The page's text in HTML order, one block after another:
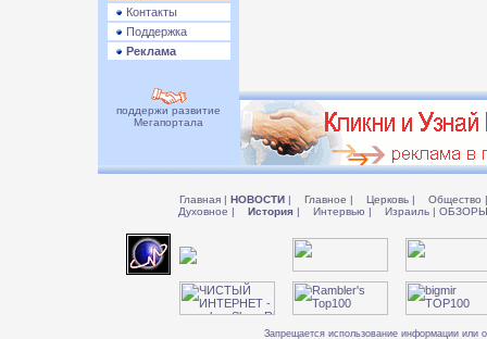
Контакты
Поддержка
Реклама
поддержи развитие
Мегапортала
Главная | НОВОСТИ | Главное | Церковь | Общество |
Духовное | История | Интервью | Израиль |
Запрещается использование информации или